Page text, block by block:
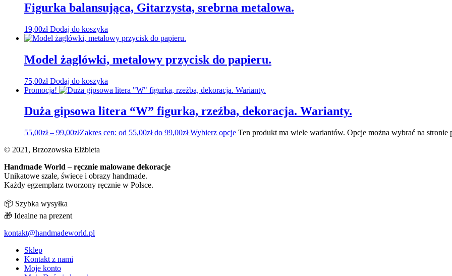
Figurka balansująca, Gitarzysta, srebrna metalowa.
19,00zł Dodaj do koszyka
Model żaglówki, metalowy przycisk do papieru.
75,00zł Dodaj do koszyka
Promocja!
Duża gipsowa litera “W” figurka, rzeźba, dekoracja. Warianty.
55,00zł – 99,00złZakres cen: od 55,00zł do 99,00zł Wybierz opcje Ten produkt ma wiele wariantów. Opcje można wybrać na stronie
© 2021, Brzozowska Elżbieta
Handmade World – ręcznie malowane dekoracje
Unikatowe szale, świece i obrazy handmade.
Każdy egzemplarz tworzony ręcznie w Polsce.
📦 Szybka wysyłka
🎁 Idealne na prezent
kontakt@handmadeworld.pl
Sklep
Kontakt z nami
Moje konto